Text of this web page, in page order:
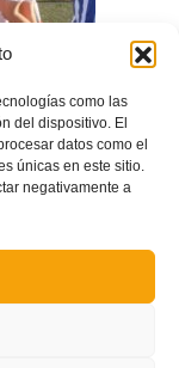
como las
del dispositivo. El
datos como el
únicas en este sitio.
negativamente a
final de temporada